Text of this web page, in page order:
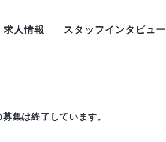
求人情報 スタッフインタビュー
集は終了しています。